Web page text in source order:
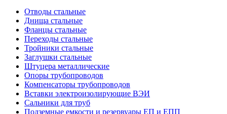
Отводы стальные
Днища стальные
Фланцы стальные
Переходы стальные
Тройники стальные
Заглушки стальные
Штуцера металлические
Опоры трубопроводов
Компенсаторы трубопроводов
Вставки электроизолирующие ВЭИ
Сальники для труб
Подземные емкости и резервуары ЕП и ЕПП